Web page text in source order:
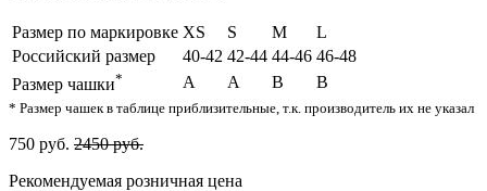
Размер по маркировке XS S M
L
Российский размер
40-42 42-44 44-46 46-48
Размер чашки* A A B B
* Размер чашек в таблице приблизительные, т.к. производитель их не указал
750 руб. 2450 руб.
Рекомендуемая розничная цена